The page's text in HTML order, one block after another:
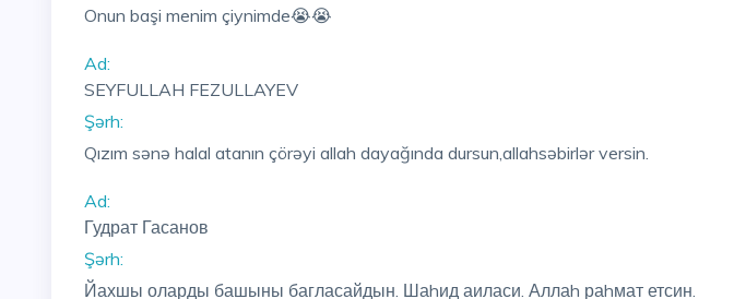
Onun başi menim çiynimde😭😭
Ad:
SEYFULLAH FEZULLAYEV
Şərh:
Qızım sənə halal atanın çörəyi allah dayağında dursun,allahsəbirlər versin.
Ad:
Гудрат Гасанов
Şərh:
Йахшы оларды башыны багласайдын. Шаhид аиласи. Аллаh раhмат етсин.